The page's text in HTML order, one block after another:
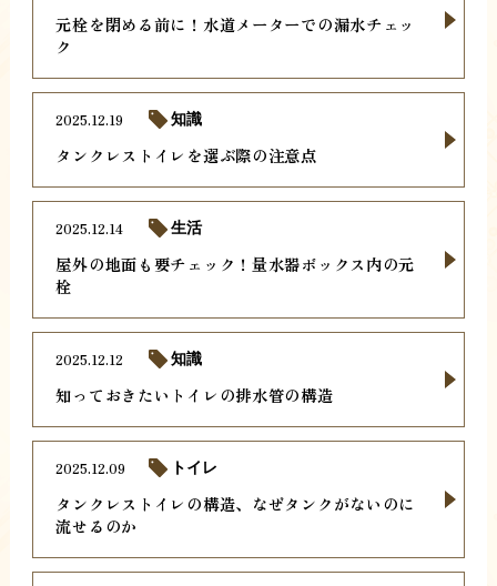
元栓を閉める前に！水道メーターでの漏水チェッ
ク
タンクレストイレを選ぶ際の注意点
2025.12.19 知識
屋外の地面も要チェック！量水器ボックス内の元
栓
2025.12.14 生活
知っておきたいトイレの排水管の構造
2025.12.12 知識
タンクレストイレの構造、なぜタンクがないのに
流せるのか
2025.12.09 トイレ